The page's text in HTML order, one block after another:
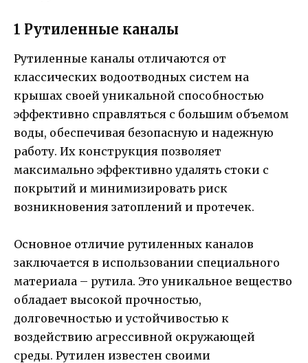
1 Рутиленные каналы
Рутиленные каналы отличаются от
классических водоотводных систем на
крышах своей уникальной способностью
эффективно справляться с большим объемом
воды, обеспечивая безопасную и надежную
работу. Их конструкция позволяет
максимально эффективно удалять стоки с
покрытий и минимизировать риск
возникновения затоплений и протечек.
Основное отличие рутиленных каналов
заключается в использовании специального
материала – рутила. Это уникальное вещество
обладает высокой прочностью,
долговечностью и устойчивостью к
воздействию агрессивной окружающей
среды. Рутилен известен своими